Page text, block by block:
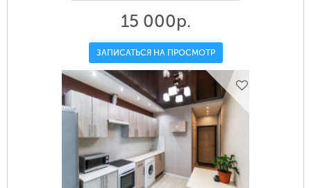
15 000р.
ЗАПИСАТЬСЯ НА ПРОСМОТР